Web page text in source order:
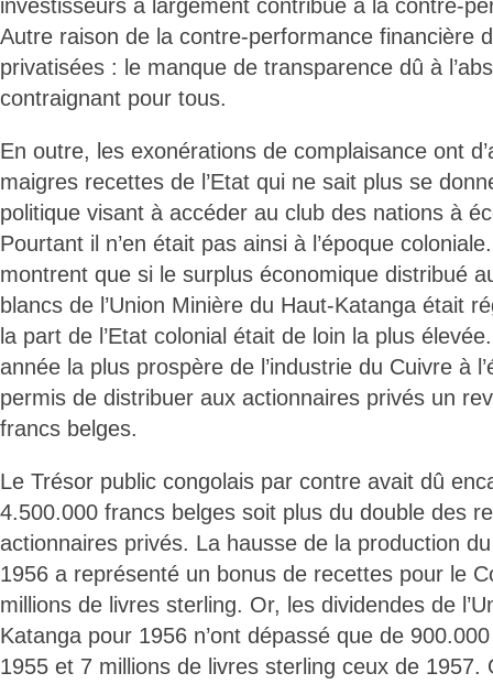
investisseurs a largement contribué à la contre-
Autre raison de la contre-performance financière
privatisées : le manque de transparence dû à
contraignant pour tous.
En outre, les exonérations de complaisance ont
maigres recettes de l’Etat qui ne sait plus se
politique visant à accéder au club des nations à
Pourtant il n’en était pas ainsi à l’époque
montrent que si le surplus économique distribué
blancs de l’Union Minière du Haut-Katanga était
la part de l’Etat colonial était de loin la plus
année la plus prospère de l’industrie du Cuivre à
permis de distribuer aux actionnaires privés un
francs belges.
Le Trésor public congolais par contre avait dû
4.500.000 francs belges soit plus du double des
actionnaires privés. La hausse de la production
1956 a représenté un bonus de recettes pour le
millions de livres sterling. Or, les dividendes de
Katanga pour 1956 n’ont dépassé que de
1955 et 7 millions de livres sterling ceux de 1957.